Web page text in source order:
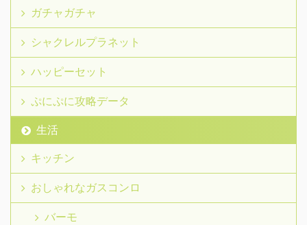
ガチャガチャ
シャクレルプラネット
ハッピーセット
ぷにぷに攻略データ
生活
キッチン
おしゃれなガスコンロ
バーモ